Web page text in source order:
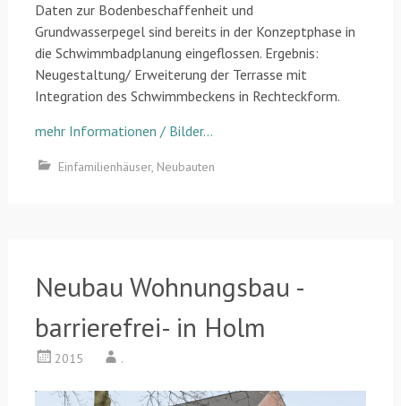
Daten zur Bodenbeschaffenheit und
Grundwasserpegel sind bereits in der Konzeptphase in
die Schwimmbadplanung eingeflossen. Ergebnis:
Neugestaltung/ Erweiterung der Terrasse mit
Integration des Schwimmbeckens in Rechteckform.
mehr Informationen / Bilder…
Einfamilienhäuser, Neubauten
Neubau Wohnungsbau -
barrierefrei- in Holm
2015 .